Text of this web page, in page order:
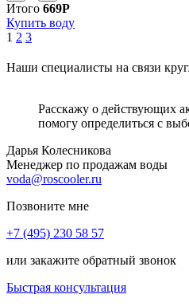
Итого 669Р
Купить воду
1 2 3
Наши специалисты на связи
Расскажу о действующих
помогу определиться с
Дарья Колесникова
Менеджер по продажам воды
voda@roscooler.ru
Позвоните мне
+7 (495) 230 58 57
или закажите обратный звонок
Быстрая консультация